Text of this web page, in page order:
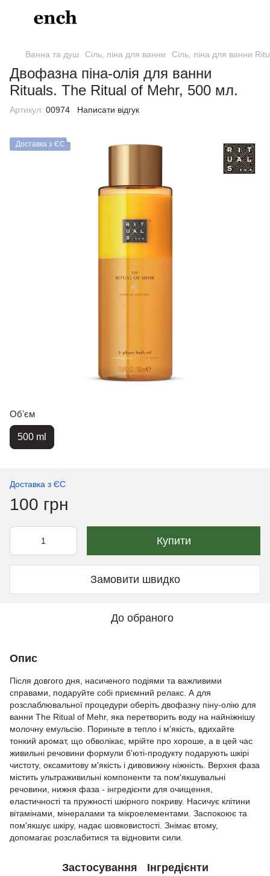
Ванна та душ Сіль, піна для ванни Сіль, піна для ванни
Двофазна піна-олія для ванни
Rituals. The Ritual of Mehr, 500 мл.
Артикул: 00974 Написати відгук
Доставка з ЄС
Обʼєм
500 ml
Доставка з ЄС
100 грн
Купити
Замовити швидко
До обраного
Опис
Після довгого дня, насиченого подіями та важливими
справами, подаруйте собі приємний релакс. А для
розслаблювальної процедури оберіть двофазну піну-олію для
ванни The Ritual of Mehr, яка перетворить воду на найніжнішу
молочну емульсію. Пориньте в тепло і м'якість, вдихайте
тонкий аромат, що обволікає, мрійте про хороше, а в цей час
живильні речовини формули б'юті-продукту подарують шкірі
чистоту, оксамитову м'якість і дивовижну ніжність. Верхня фаза
містить ультраживильні компоненти та пом'якшувальні
речовини, нижня фаза - інгредієнти для очищення,
еластичності та пружності шкірного покриву. Насичує клітини
вітамінами, мінералами та мікроелементами. Заспокоює та
пом'якшує шкіру, надає шовковистості. Знімає втому,
допомагає розслабитися та відновити сили.
Застосування Інгредієнти